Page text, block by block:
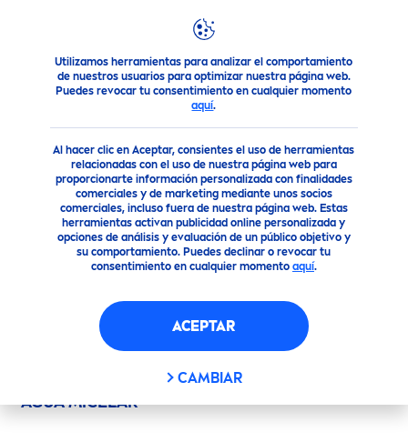
Utilizamos herramientas para analizar el comportamiento
de nuestros usuarios para optimizar nuestra página web.
Puedes revocar tu consentimiento en cualquier momento
aquí.
Al hacer clic en Aceptar, consientes el uso de herramientas
relacionadas con el uso de nuestra página web para
proporcionarte información personalizada con finalidades
comerciales y de marketing mediante unos socios
comerciales, incluso fuera de nuestra página web. Estas
herramientas activan publicidad online personalizada y
opciones de análisis y evaluación de un público objetivo y
su comportamiento. Puedes declinar o revocar tu
consentimiento en cualquier momento aquí.
ACEPTAR
CAMBIAR
NIVEAuna marca de confianza
TÉRMINOS Y CONDICIONES
ACTIVIDAD PROMOCIONAL–NIVEAAGUA
MICELAR– 1 NOVIEMBRE al 31 de DICIEMBRE
2018
El presente reglamento (los “Términos y
Condiciones”), el cual podrá ser consultado en
Página
”), contiene los parámetros de
participación, así como las exclusiones,
restricciones, términos y condiciones de la
actividad promocional denominada
AGUA MICELAR